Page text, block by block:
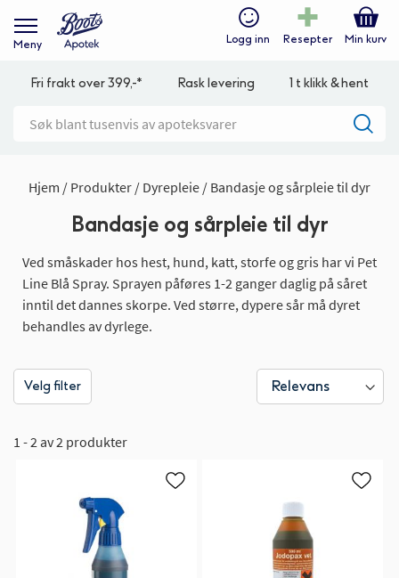
Meny Logg inn Resepter Min kurv
Fri frakt over 399,-* Rask levering 1 t klikk & hent
Hjem Produkter Dyrepleie Bandasje og sårpleie til dyr
Bandasje og sårpleie til dyr
Ved småskader hos hest, hund, katt, storfe og gris har vi Pet
Line Blå Spray. Sprayen påføres 1-2 ganger daglig på såret
inntil det dannes skorpe. Ved større, dypere sår må dyret
behandles av dyrlege.
Velg filter
1 - 2 av 2 produkter